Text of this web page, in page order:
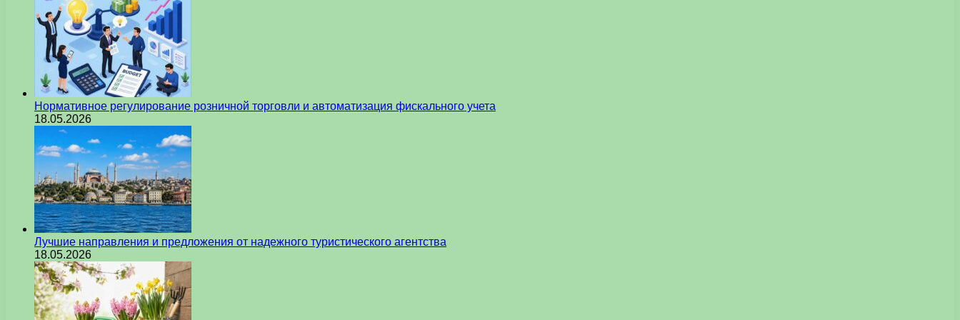
Нормативное регулирование розничной торговли и автоматизация фискального учета
18.05.2026
Лучшие направления и предложения от надежного туристического агентства
18.05.2026